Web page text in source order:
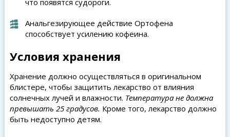
что появятся судороги.
Анальгезирующее действие Ортофена
способствует усилению кофеина.
Условия хранения
Хранение должно осуществляться в оригинальном
блистере, чтобы защитить лекарство от влияния
солнечных лучей и влажности. Температура не должна
превышать 25 градусов. Кроме того, лекарство должно
быть недоступно детям.